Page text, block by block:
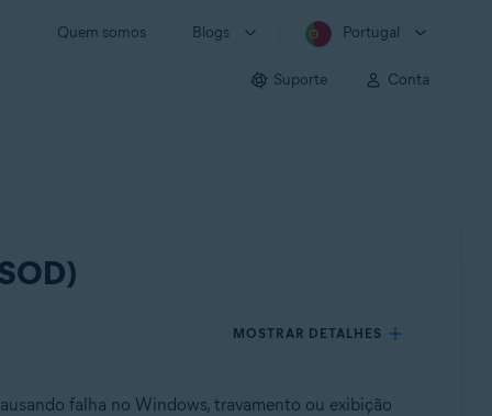
Quem somos Blogs Portugal
Suporte Conta
MOSTRAR DETALHES
falha no Windows, travamento ou exibição